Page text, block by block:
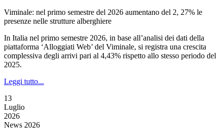
Viminale: nel primo semestre del 2026 aumentano del 2, 27% le
presenze nelle strutture alberghiere
In Italia nel primo semestre 2026, in base all’analisi dei dati della
piattaforma ‘Alloggiati Web’ del Viminale, si registra una crescita
complessiva degli arrivi pari al 4,43% rispetto allo stesso periodo del
2025.
Leggi tutto...
13
Luglio
2026
News 2026